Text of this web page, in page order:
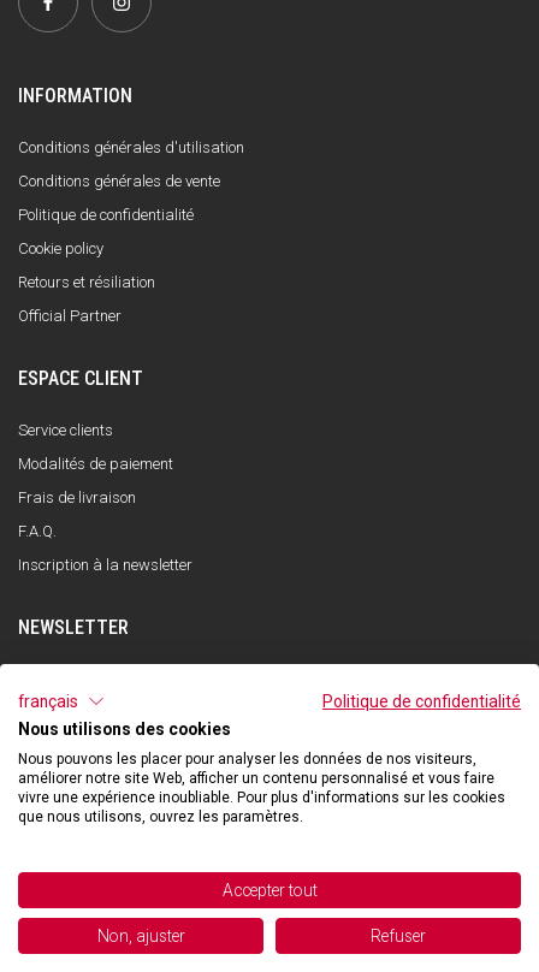
INFORMATION
Conditions générales d'utilisation
Conditions générales de vente
Politique de confidentialité
Cookie policy
Retours et résiliation
Official Partner
ESPACE CLIENT
Service clients
Modalités de paiement
Frais de livraison
F.A.Q.
Inscription à la newsletter
NEWSLETTER
S'INSCRIRE
J'ai lu et compris la politique de confidentialité et j'accepte le traitement de
conformément à ce qui est indiqué dans la politique de confidentialité.
Powered and managed by
français
Politique de confidentialité
Nous utilisons des cookies
Nous pouvons les placer pour analyser les données de nos visiteurs,
améliorer notre site Web, afficher un contenu personnalisé et vous faire
vivre une expérience inoubliable. Pour plus d'informations sur les cookies
que nous utilisons, ouvrez les paramètres.
Accepter tout
Non, ajuster Refuser